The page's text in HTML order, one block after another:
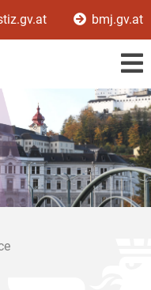
bmj.gv.at